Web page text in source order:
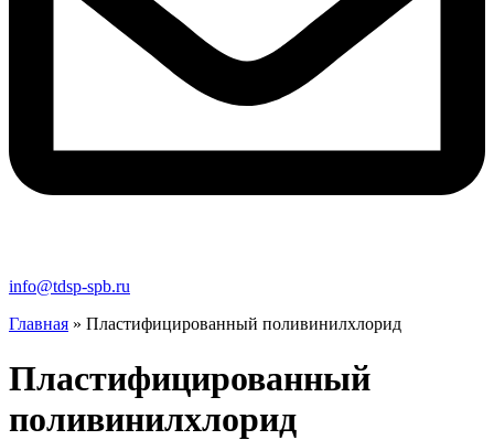
info@tdsp-spb.ru
Главная » Пластифицированный поливинилхлорид
Пластифицированный
поливинилхлорид